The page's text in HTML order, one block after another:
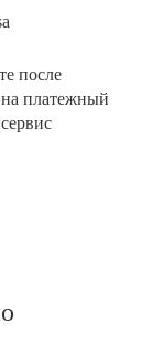
после
на платежный